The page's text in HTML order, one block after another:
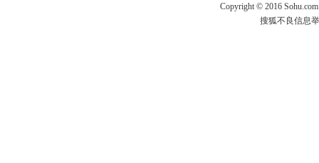
Copyright © 2016
搜狐不良信息